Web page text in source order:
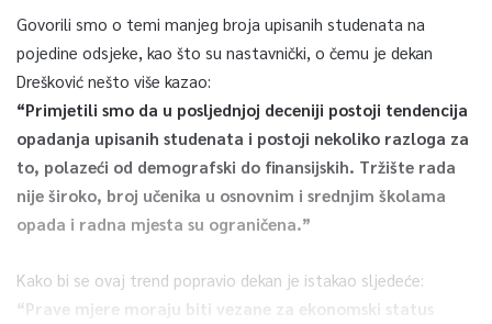
Govorili smo o temi manjeg broja upisanih studenata na
pojedine odsjeke, kao što su nastavnički, o čemu je dekan
Drešković nešto više kazao:
“Primjetili smo da u posljednjoj deceniji postoji tendencija
opadanja upisanih studenata i postoji nekoliko razloga za
to, polazeći od demografski do finansijskih. Tržište rada
nije široko, broj učenika u osnovnim i srednjim školama
opada i radna mjesta su ograničena.”
Kako bi se ovaj trend popravio dekan je istakao sljedeće:
“Prave mjere moraju biti vezane za ekonomski status